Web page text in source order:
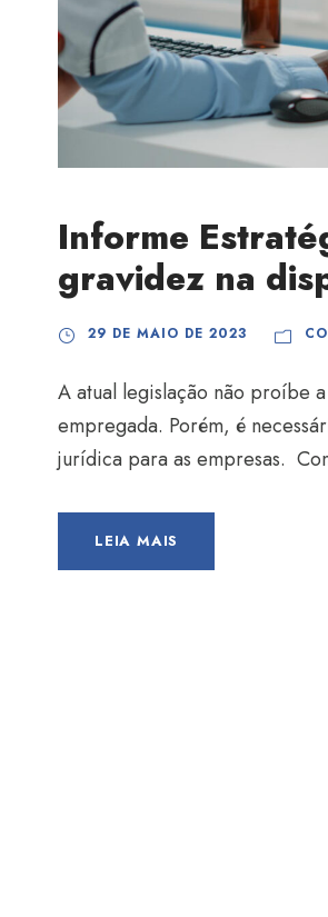
Informe
gravidez na
29 DE MAIO DE 2023
A atual legislação não proíbe
empregada. Porém, é
jurídica para as empresas.
LEIA MAIS